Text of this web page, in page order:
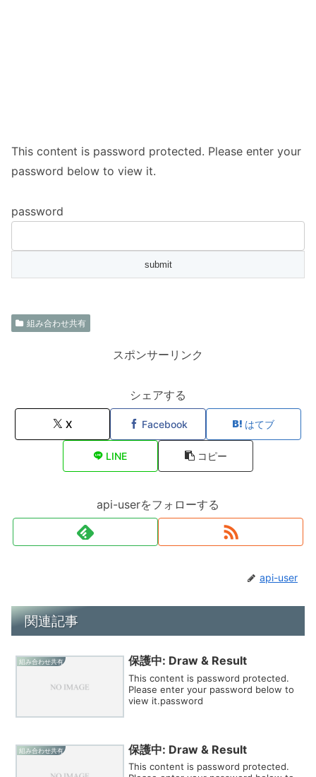
This content is password protected. Please enter your
password below to view it.
password
組み合わせ共有
スポンサーリンク
シェアする
X Facebook はてブ
LINE コピー
api-userをフォローする
api-user
関連記事
組み合わせ共有 保護中: Draw & Result
This content is password protected.
Please enter your password below to
view it.password
組み合わせ共有 保護中: Draw & Result
This content is password protected.